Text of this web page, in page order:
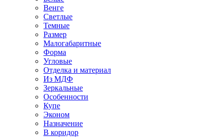
Венге
Светлые
Темные
Размер
Малогабаритные
Форма
Угловые
Отделка и материал
Из МДФ
Зеркальные
Особенности
Купе
Эконом
Назначение
В коридор